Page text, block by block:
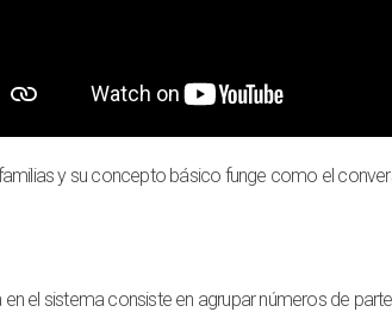
y su concepto básico funge como el
el sistema consiste en agrupar números de